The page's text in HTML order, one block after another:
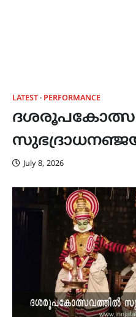
LATEST PERFORMANCE
July 8, 2026